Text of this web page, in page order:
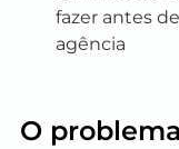
fazer antes
agência
O